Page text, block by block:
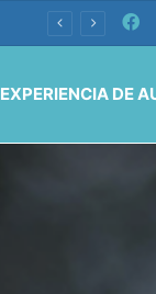
EXPERIENCIA DE